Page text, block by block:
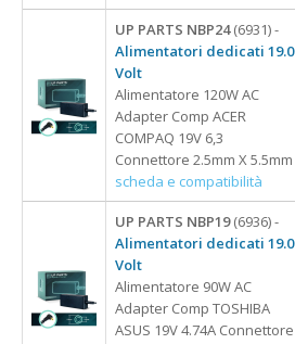
UP PARTS NBP24(6931) -
Alimentatori dedicati 19.0
Volt
Alimentatore 120W AC
Adapter Comp ACER
COMPAQ 19V 6,3
Connettore 2.5mm X 5.5mm
scheda e compatibilità
UP PARTS NBP19(6936) -
Alimentatori dedicati 19.0
Volt
Alimentatore 90W AC
Adapter Comp TOSHIBA
ASUS 19V 4.74A Connettore